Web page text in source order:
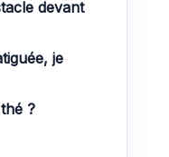
devant
je
?